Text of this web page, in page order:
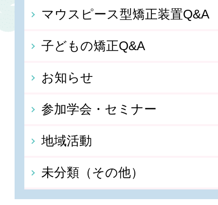
マウスピース型矯正装置Q&A
子どもの矯正Q&A
お知らせ
参加学会・セミナー
地域活動
未分類（その他）